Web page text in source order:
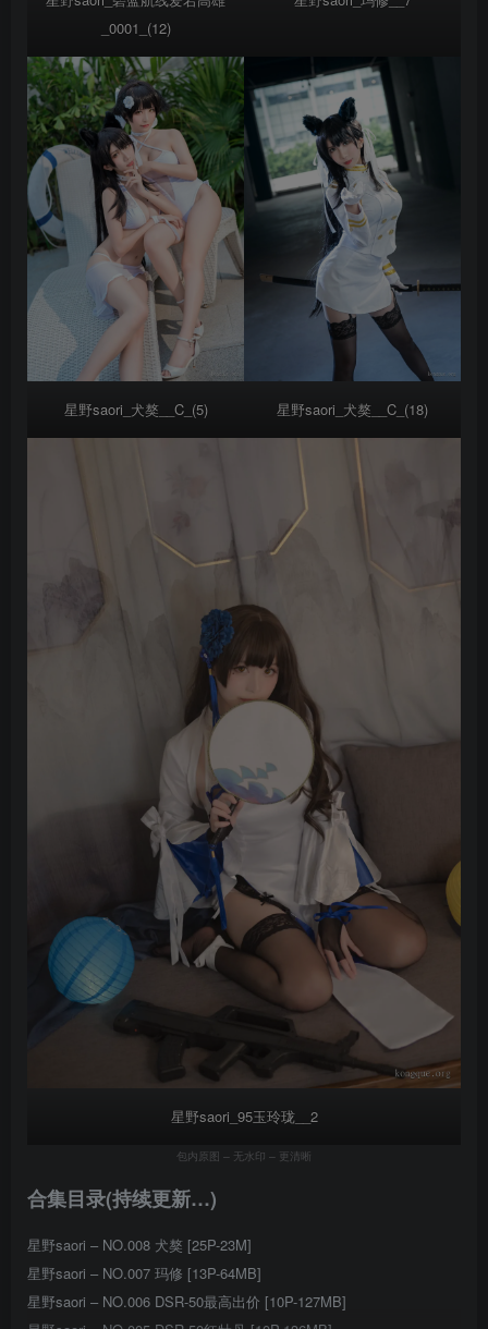
_0001_(12)
星野saori_犬獒__C_(5) 星野saori_犬獒__C_(18)
星野saori_95玉玲珑__2
包内原图 – 无水印 – 更清晰
合集目录(持续更新…)
星野saori – NO.008 犬獒 [25P-23M]
星野saori – NO.007 玛修 [13P-64MB]
星野saori – NO.006 DSR-50最高出价 [10P-127MB]